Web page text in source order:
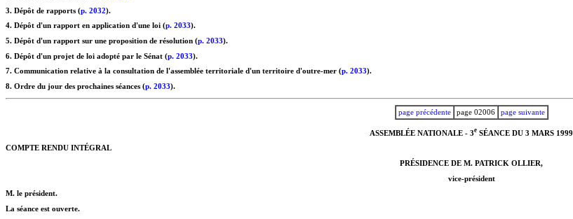
3. Dépôt de rapports (p. 2032).
4. Dépôt d'un rapport en application d'une loi (p. 2033).
5. Dépôt d'un rapport sur une proposition de résolution (p. 2033).
6. Dépôt d'un projet de loi adopté par le Sénat (p. 2033).
7. Communication relative à la consultation de l'assemblée territoriale d'un territoire d'outre-mer (p. 2033).
8. Ordre du jour des prochaines séances (p. 2033).
page précédente page 02006 page suivante
ASSEMBLÉE NATIONALE - 3e SÉANCE DU 3 MARS 1999
COMPTE RENDU INTÉGRAL
PRÉSIDENCE DE M. PATRICK OLLIER,
vice-président
M. le président.
La séance est ouverte.